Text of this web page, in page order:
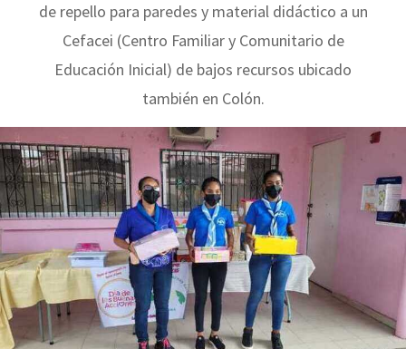
de repello para paredes y material didáctico a un
Cefacei (Centro Familiar y Comunitario de
Educación Inicial) de bajos recursos ubicado
también en Colón.